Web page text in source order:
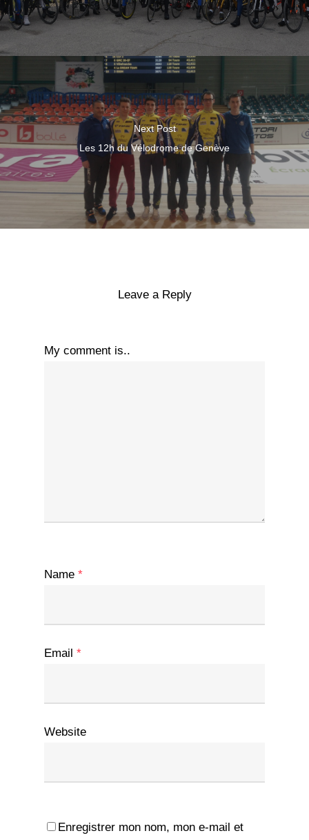
Next Post
Les 12h du Vélodrome de Genève
Leave a Reply
My comment is..
Name *
Email *
Website
Enregistrer mon nom, mon e-mail et